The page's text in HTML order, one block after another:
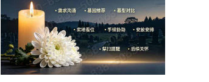
细的投诉维权保障和优惠落地政策。本文将
从专业角度对